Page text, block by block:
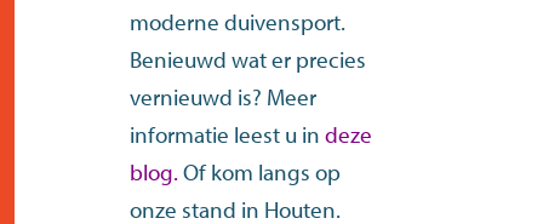
moderne duivensport.
Benieuwd wat er precies
vernieuwd is? Meer
informatie leest u indeze
blog.Of kom langs op
onze stand in Houten.